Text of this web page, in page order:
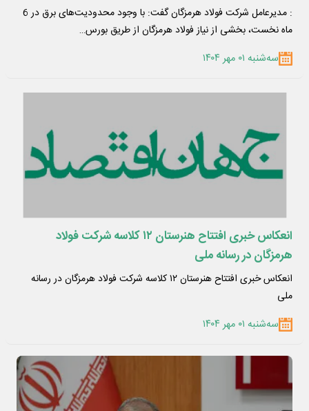
​: مدیرعامل شرکت فولاد هرمزگان گفت: با وجود محدودیت‌های برق در 6
ماه نخست، بخشی از نیاز فولاد هرمزگان از طریق بورس…
سه‌شنبه ۰۱ مهر ۱۴۰۴
انعکاس خبری افتتاح هنرستان ۱۲ کلاسه شرکت فولاد
هرمزگان در رسانه ملی
انعکاس خبری افتتاح هنرستان ۱۲ کلاسه شرکت فولاد هرمزگان در رسانه
ملی
سه‌شنبه ۰۱ مهر ۱۴۰۴